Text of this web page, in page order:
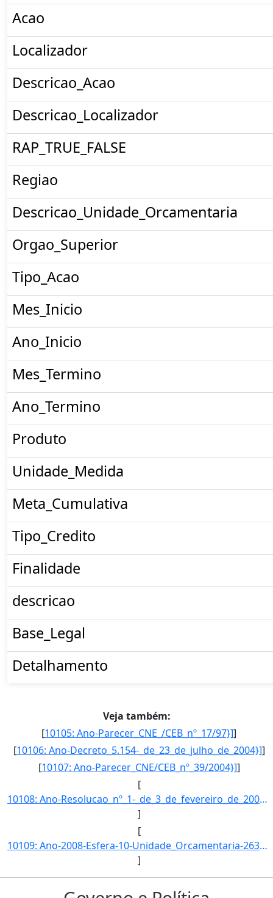
Acao
Localizador
Descricao_Acao
Descricao_Localizador
RAP_TRUE_FALSE
Regiao
Descricao_Unidade_Orcamentaria
Orgao_Superior
Tipo_Acao
Mes_Inicio
Ano_Inicio
Mes_Termino
Ano_Termino
Produto
Unidade_Medida
Meta_Cumulativa
Tipo_Credito
Finalidade
descricao
Base_Legal
Detalhamento
Veja também:
[10105: Ano-Parecer_CNE_/CEB_nº_17/97}]]
[10106: Ano-Decreto_5.154-_de_23_de_julho_de_2004}]]
[10107: Ano-Parecer_CNE/CEB_nº_39/2004}]]
[
10108: Ano-Resolucao_nº_1-_de_3_de_fevereiro_de_2005.-Esfera-Esta_acao_e_implementada_diretamente_pelas_uni]
]
[
10109: Ano-2008-Esfera-10-Unidade_Orcamentaria-26347-Funcao-12-SubFuncao-363-Programa-1062-Acao-2992-Locali]
]